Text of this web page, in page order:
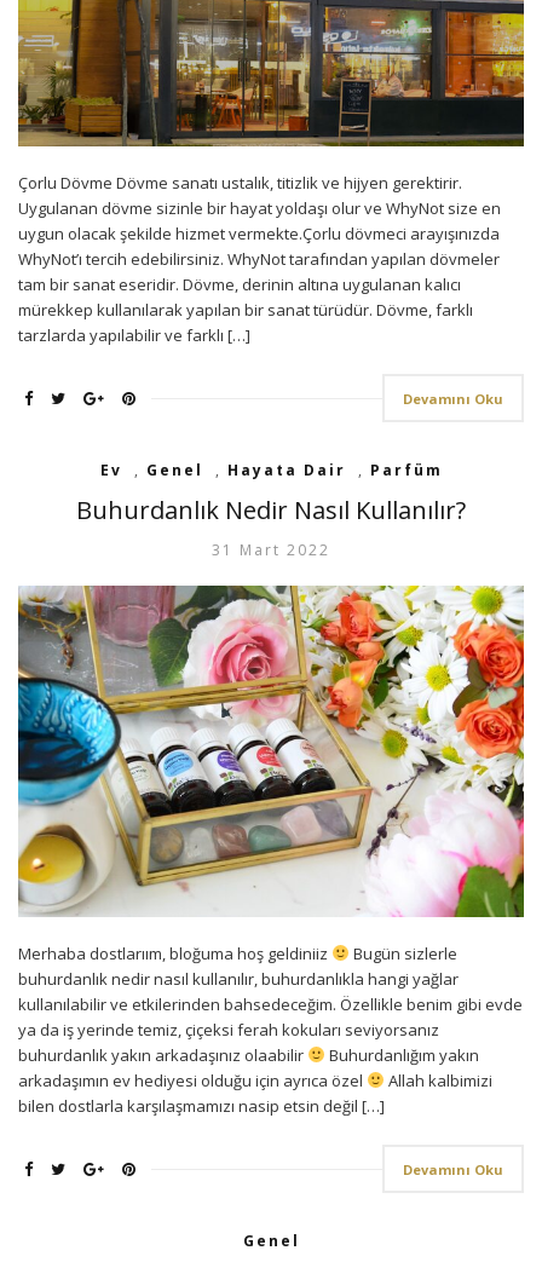
Çorlu Dövme Dövme sanatı ustalık, titizlik ve hijyen gerektirir.
Uygulanan dövme sizinle bir hayat yoldaşı olur ve WhyNot size en
uygun olacak şekilde hizmet vermekte.Çorlu dövmeci arayışınızda
WhyNot’ı tercih edebilirsiniz. WhyNot tarafından yapılan dövmeler
tam bir sanat eseridir. Dövme, derinin altına uygulanan kalıcı
mürekkep kullanılarak yapılan bir sanat türüdür. Dövme, farklı
tarzlarda yapılabilir ve farklı […]
Devamını Oku
Ev , Genel , Hayata Dair , Parfüm
Buhurdanlık Nedir Nasıl Kullanılır?
31 Mart 2022
Merhaba dostlarıım, bloğuma hoş geldiniiz
Bugün sizlerle
buhurdanlık nedir nasıl kullanılır, buhurdanlıkla hangi yağlar
kullanılabilir ve etkilerinden bahsedeceğim. Özellikle benim gibi evde
ya da iş yerinde temiz, çiçeksi ferah kokuları seviyorsanız
buhurdanlık yakın arkadaşınız olaabilir
Buhurdanlığım yakın
arkadaşımın ev hediyesi olduğu için ayrıca özel
Allah kalbimizi
bilen dostlarla karşılaşmamızı nasip etsin değil […]
Devamını Oku
Genel